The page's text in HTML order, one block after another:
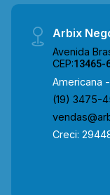
infraestrutura
Pague Menos,
restaurantes
agende a
3475-4546 ARBIX IMÓVEIS - Presente em cada
mudança!
Arbix
Avenida
CEP:13465-
Americana
(19) 3475-
Creci: